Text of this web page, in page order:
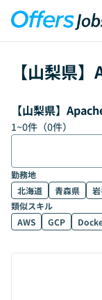
【山梨県】
【山梨県】
1~0件（0件）
勤務地
北海道
青森県
類似スキル
AWS
GCP